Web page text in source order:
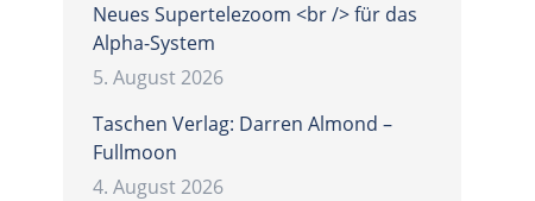
Neues Supertelezoom <br /> für das
Alpha-System
5. August 2026
Taschen Verlag: Darren Almond –
Fullmoon
4. August 2026